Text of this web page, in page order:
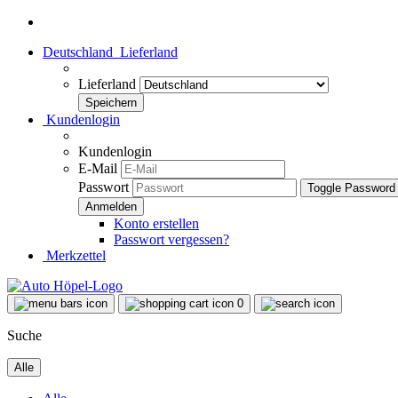
Deutschland Lieferland
Lieferland
Kundenlogin
Kundenlogin
E-Mail
Passwort
Toggle
Konto erstellen
Passwort vergessen?
Merkzettel
0
Suche
Alle